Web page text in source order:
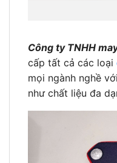
Cầu
Công ty TNHH
cấp tất cả các loại
mọi ngành nghề
như chất liệu đa